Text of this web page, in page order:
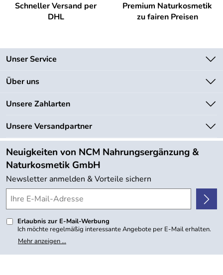
Schneller Versand per
DHL
Premium Naturkosmetik
zu fairen Preisen
Unser Service
Kontakt
Lieferbedingungen
Kundenlogin
Über uns
Unsere Bestseller
Neu
Angebote
Kundenbewertungen (754)
4,9/5*****
Unsere Zahlarten
Unsere Versandpartner
Neuigkeiten von NCM Nahrungsergänzung &
Naturkosmetik GmbH
Newsletter anmelden & Vorteile sichern
Erlaubnis zur E-Mail-Werbung
Ich möchte regelmäßig interessante Angebote per E-Mail erhalten.
Meine E-Mail-Adresse wird nicht an andere Unternehmen
weitergegeben. Zu statistischen Zwecken wird in anonymer Form
Mehr anzeigen ...